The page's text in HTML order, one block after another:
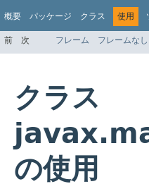
概要 パッケージ クラス 使用
前 次 フレーム フレームなし
クラス
の使用